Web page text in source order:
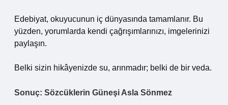
Edebiyat, okuyucunun iç dünyasında tamamlanır. Bu
yüzden, yorumlarda kendi çağrışımlarınızı, imgelerinizi
paylaşın.
Belki sizin hikâyenizde su, arınmadır; belki de bir veda.
Sonuç: Sözcüklerin Güneşi Asla Sönmez